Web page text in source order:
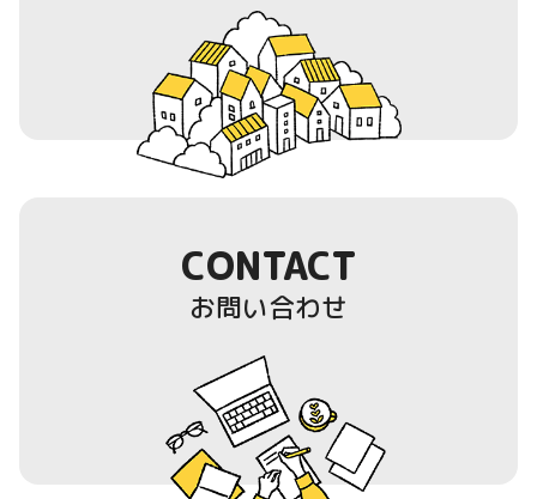
CONTACT
お問い合わせ